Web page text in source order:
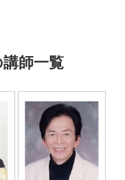
師一覧